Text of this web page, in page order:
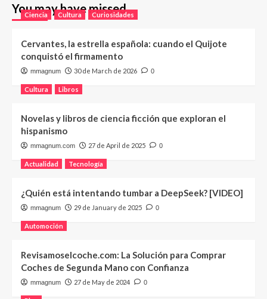
You may have missed
Ciencia Cultura Curiosidades
Cervantes, la estrella española: cuando el Quijote
conquistó el firmamento
mmagnum 30 de March de 2026 0
Cultura Libros
Novelas y libros de ciencia ficción que exploran el
hispanismo
mmagnum.com 27 de April de 2025 0
Actualidad Tecnología
¿Quién está intentando tumbar a DeepSeek? [VIDEO]
mmagnum 29 de January de 2025 0
Automoción
Revisamoselcoche.com: La Solución para Comprar
Coches de Segunda Mano con Confianza
mmagnum 27 de May de 2024 0